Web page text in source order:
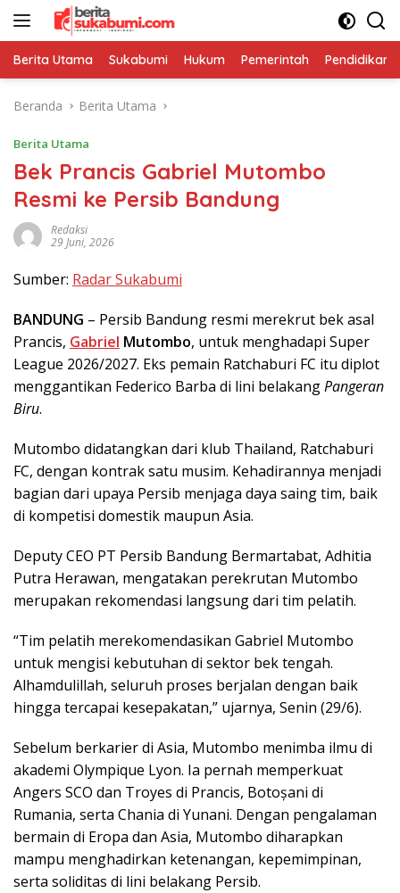
Langsung
Berita Utama Sukabumi Hukum Pemerintah Pendidikan
Beranda Berita Utama
Berita Utama
Bek Prancis Gabriel Mutombo
Resmi ke Persib Bandung
Redaksi
29 Juni, 2026
Sumber: Radar Sukabumi
BANDUNG – Persib Bandung resmi merekrut bek asal
Prancis, Gabriel Mutombo, untuk menghadapi Super
League 2026/2027. Eks pemain Ratchaburi FC itu diplot
menggantikan Federico Barba di lini belakangPangeran
Biru.
Mutombo didatangkan dari klub Thailand, Ratchaburi
FC, dengan kontrak satu musim. Kehadirannya menjadi
bagian dari upaya Persib menjaga daya saing tim, baik
di kompetisi domestik maupun Asia.
Deputy CEO PT Persib Bandung Bermartabat, Adhitia
Putra Herawan, mengatakan perekrutan Mutombo
merupakan rekomendasi langsung dari tim pelatih.
“Tim pelatih merekomendasikan Gabriel Mutombo
untuk mengisi kebutuhan di sektor bek tengah.
Alhamdulillah, seluruh proses berjalan dengan baik
hingga tercapai kesepakatan,” ujarnya, Senin (29/6).
Sebelum berkarier di Asia, Mutombo menimba ilmu di
akademi Olympique Lyon. Ia pernah memperkuat
Angers SCO dan Troyes di Prancis, Botoșani di
Rumania, serta Chania di Yunani. Dengan pengalaman
bermain di Eropa dan Asia, Mutombo diharapkan
mampu menghadirkan ketenangan, kepemimpinan,
serta soliditas di lini belakang Persib.